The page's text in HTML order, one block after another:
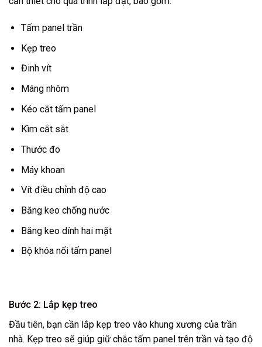
Tấm panel trần
Kẹp treo
Đinh vít
Máng nhôm
Kéo cắt tấm panel
Kìm cắt sắt
Thước đo
Máy khoan
Vít điều chỉnh độ cao
Băng keo chống nước
Băng keo dính hai mặt
Bộ khóa nối tấm panel
Bước 2: Lắp kẹp treo
Đầu tiên, bạn cần lắp kẹp treo vào khung xương của trần
nhà. Kẹp treo sẽ giúp giữ chắc tấm panel trên trần và tạo độ